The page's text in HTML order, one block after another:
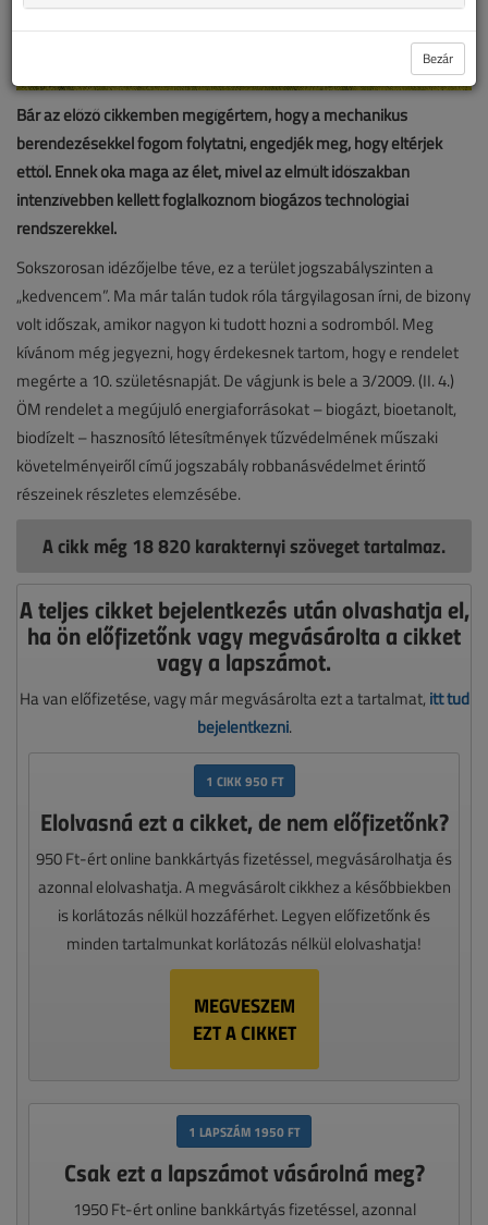
Bár az előző cikkemben megígértem, hogy a mechanikus
berendezésekkel fogom folytatni, engedjék meg, hogy eltérjek
ettől. Ennek oka maga az élet, mivel az elmúlt időszakban
intenzívebben kellett foglalkoznom biogázos technológiai
rendszerekkel.
Sokszorosan idézőjelbe téve, ez a terület jogszabályszinten a
„kedvencem”. Ma már talán tudok róla tárgyilagosan írni, de bizony
volt időszak, amikor nagyon ki tudott hozni a sodromból. Meg
kívánom még jegyezni, hogy érdekesnek tartom, hogy e rendelet
megérte a 10. születésnapját. De vágjunk is bele a 3/2009. (II. 4.)
ÖM rendelet a megújuló energiaforrásokat – biogázt, bioetanolt,
biodízelt – hasznosító létesítmények tűzvédelmének műszaki
követelményeiről című jogszabály robbanásvédelmet érintő
részeinek részletes elemzésébe.
A cikk még 18 820 karakternyi szöveget tartalmaz.
A teljes cikket bejelentkezés után olvashatja el,
ha ön előfizetőnk vagy megvásárolta a cikket
vagy a lapszámot.
Ha van előfizetése, vagy már megvásárolta ezt a tartalmat, itt tud
bejelentkezni.
1 CIKK 950 FT
Elolvasná ezt a cikket, de nem előfizetőnk?
950 Ft-ért online bankkártyás fizetéssel, megvásárolhatja és
azonnal elolvashatja. A megvásárolt cikkhez a későbbiekben
is korlátozás nélkül hozzáférhet. Legyen előfizetőnk és
minden tartalmunkat korlátozás nélkül elolvashatja!
MEGVESZEM
EZT A CIKKET
1 LAPSZÁM 1950 FT
Csak ezt a lapszámot vásárolná meg?
1950 Ft-ért online bankkártyás fizetéssel, azonnal
Bezár